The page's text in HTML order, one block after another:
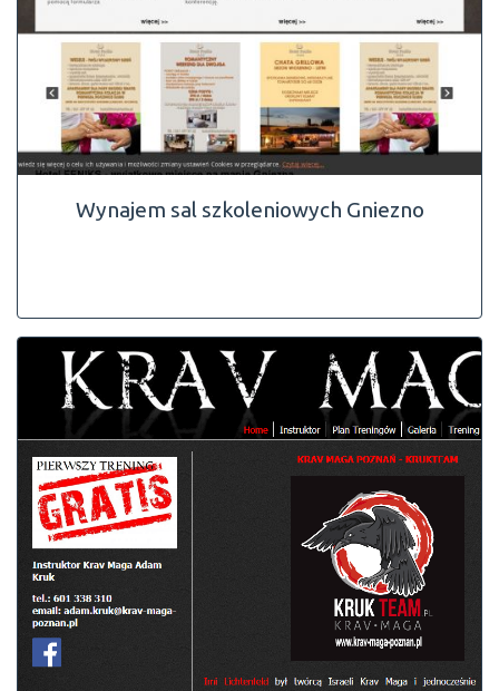
Wynajem sal szkoleniowych Gniezno